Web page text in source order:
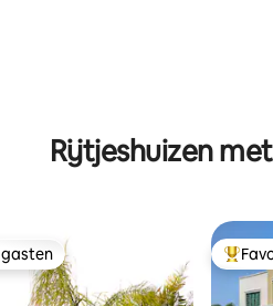
Rijtjeshuizen
gasten
gasten